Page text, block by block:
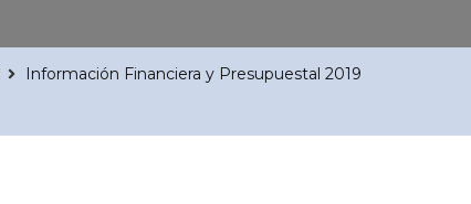
Información Financiera y Presupuestal 2019